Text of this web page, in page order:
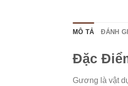
MÔ TẢ ĐÁNH
Đặc
Gương là vật